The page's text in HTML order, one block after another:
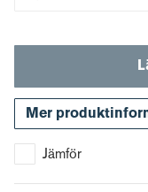
Mer
Jämför